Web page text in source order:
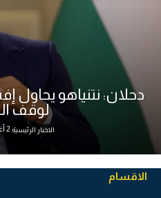
دحلان: نتنياهو يحاول
لوقف
الاخبار الرئيسية 2 أغسطس، 2026
الاقسام